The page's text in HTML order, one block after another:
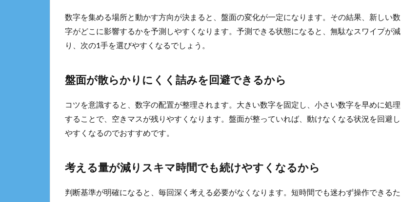
数字を集める場所と動かす方向が決まると、盤面の変化が一定になります。その結果、新しい数
字がどこに影響するかを予測しやすくなります。予測できる状態になると、無駄なスワイプが減
り、次の1手を選びやすくなるでしょう。
盤面が散らかりにくく詰みを回避できるから
コツを意識すると、数字の配置が整理されます。大きい数字を固定し、小さい数字を早めに処理
することで、空きマスが残りやすくなります。盤面が整っていれば、動けなくなる状況を回避し
やすくなるのでおすすめです。
考える量が減りスキマ時間でも続けやすくなるから
判断基準が明確になると、毎回深く考える必要がなくなります。短時間でも迷わず操作できるた